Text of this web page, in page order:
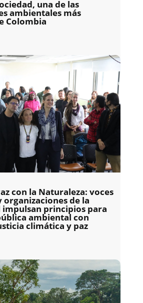
una de las
ambientales más
Colombia
con la Naturaleza: voces
de la
impulsan principios para
ambiental con
climática y paz